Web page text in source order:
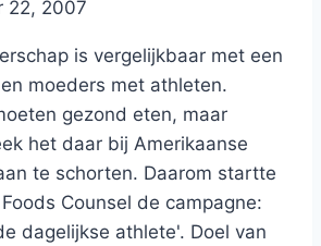
22, 2007
is vergelijkbaar met een
moeders met athleten.
gezond eten, maar
het daar bij Amerikaanse
te schorten. Daarom startte
Counsel de campagne:
dagelijkse athlete'. Doel van